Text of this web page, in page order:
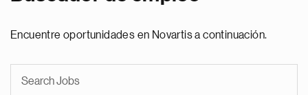
Encuentre oportunidades en Novartis a continuación.